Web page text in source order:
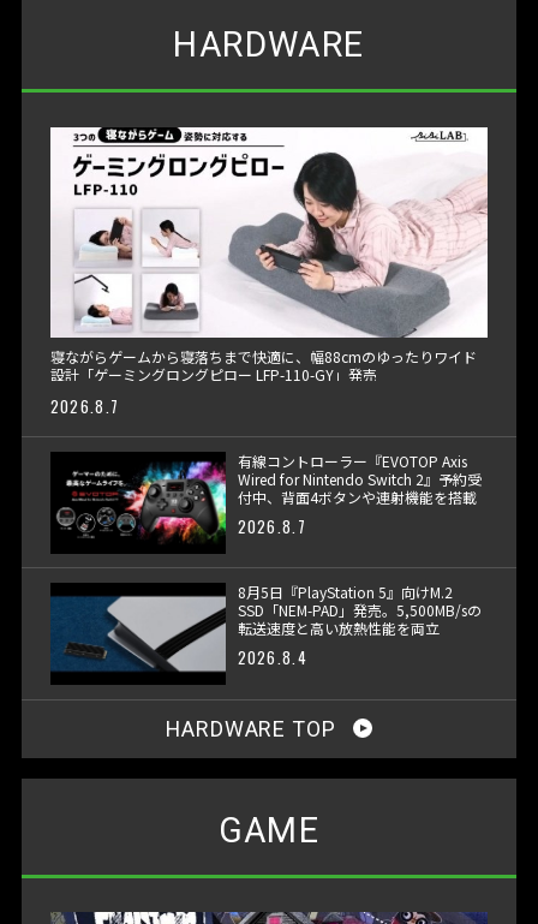
HARDWARE
寝ながらゲームから寝落ちまで快適に、幅88cmのゆったりワイド
設計「ゲーミングロングピロー LFP-110-GY」発売
2026.8.7
有線コントローラー『EVOTOP Axis
Wired for Nintendo Switch 2』予約受
付中、背面4ボタンや連射機能を搭載
2026.8.7
8月5日『PlayStation 5』向けM.2
SSD「NEM-PAD」発売。5,500MB/sの
転送速度と高い放熱性能を両立
2026.8.4
HARDWARE TOP
GAME